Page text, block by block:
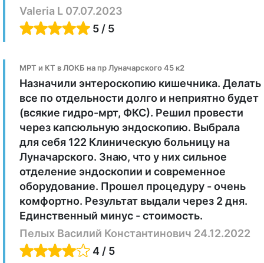
​Valeria L 07.07.2023
5 / 5
МРТ и КТ в ЛОКБ на пр Луначарского 45 к2
Назначили энтероскопию кишечника. Делать
все по отдельности долго и неприятно будет
(всякие гидро-мрт, ФКС). Решил провести
через капсюльную эндоскопию. Выбрала
для себя 122 Клиническую больницу на
Луначарского. Знаю, что у них сильное
отделение эндоскопии и современное
оборудование. Прошел процедуру - очень
комфортно. Результат выдали через 2 дня.
Единственный минус - стоимость.
Пелых Василий Константинович 24.12.2022
4 / 5